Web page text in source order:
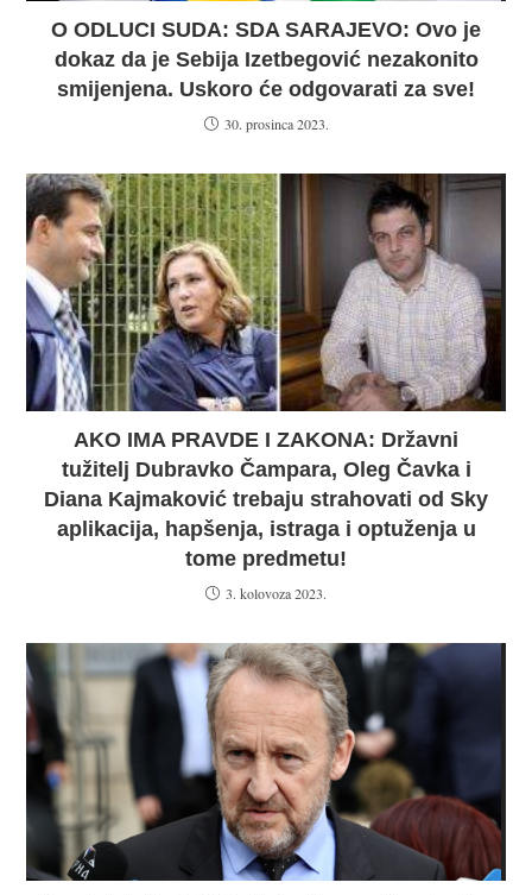
O ODLUCI SUDA: SDA SARAJEVO: Ovo je
dokaz da je Sebija Izetbegović nezakonito
smijenjena. Uskoro će odgovarati za sve!
30. prosinca 2023.
AKO IMA PRAVDE I ZAKONA: Državni
tužitelj Dubravko Čampara, Oleg Čavka i
Diana Kajmaković trebaju strahovati od Sky
aplikacija, hapšenja, istraga i optuženja u
tome predmetu!
3. kolovoza 2023.